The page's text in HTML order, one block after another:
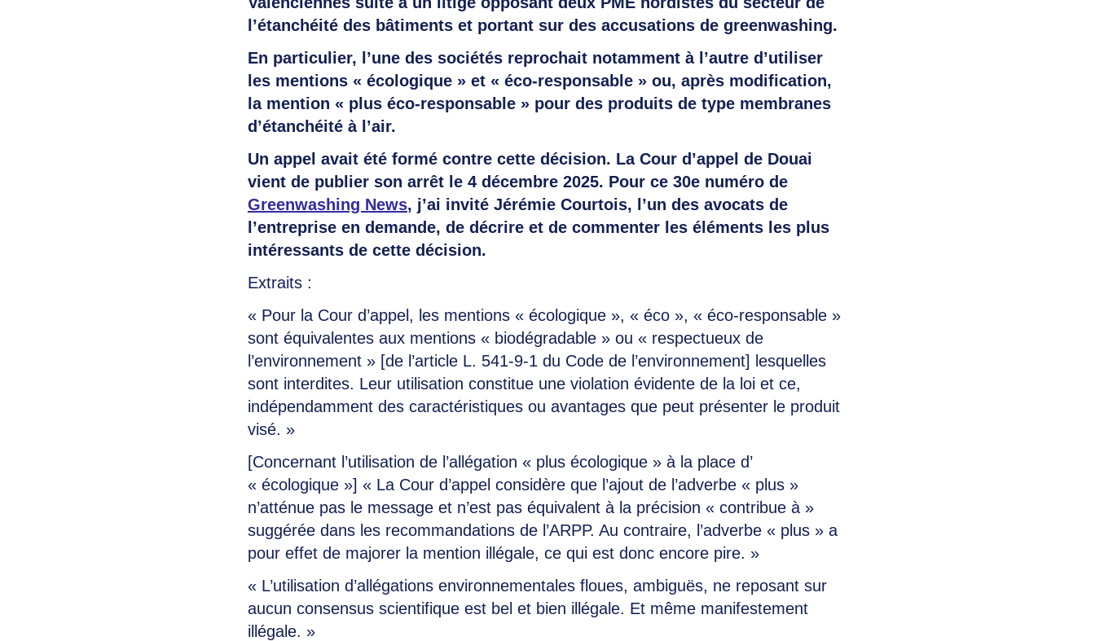
l’étanchéité des bâtiments et portant sur des accusations de greenwashing.
En particulier, l’une des sociétés reprochait notamment à l’autre d’utiliser
les mentions « écologique » et « éco-responsable » ou, après modification,
la mention « plus éco-responsable » pour des produits de type membranes
d’étanchéité à l’air.
Un appel avait été formé contre cette décision. La Cour d’appel de Douai
vient de publier son arrêt le 4 décembre 2025. Pour ce 30e numéro de
Greenwashing News, j’ai invité Jérémie Courtois, l’un des avocats de
l’entreprise en demande, de décrire et de commenter les éléments les plus
intéressants de cette décision.
Extraits :
« Pour la Cour d’appel, les mentions « écologique », « éco », « éco-responsable »
sont équivalentes aux mentions « biodégradable » ou « respectueux de
l’environnement » [de l’article L. 541-9-1 du Code de l’environnement] lesquelles
sont interdites. Leur utilisation constitue une violation évidente de la loi et ce,
indépendamment des caractéristiques ou avantages que peut présenter le produit
visé. »
[Concernant l’utilisation de l’allégation « plus écologique » à la place d’
« écologique »] « La Cour d’appel considère que l’ajout de l’adverbe « plus »
n’atténue pas le message et n’est pas équivalent à la précision « contribue à »
suggérée dans les recommandations de l’ARPP. Au contraire, l’adverbe « plus » a
pour effet de majorer la mention illégale, ce qui est donc encore pire. »
« L’utilisation d’allégations environnementales floues, ambiguës, ne reposant sur
aucun consensus scientifique est bel et bien illégale. Et même manifestement
illégale. »